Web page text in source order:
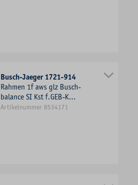
Busch-Jaeger 1721-914
Rahmen 1f aws glz Busch-
balance SI Kst f.GEB-K
Unterputzmontage Thermopl
Artikelnummer 8534171